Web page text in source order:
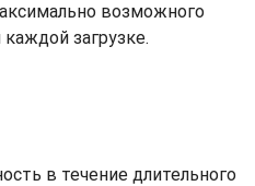
возможного
загрузке.
в течение длительного